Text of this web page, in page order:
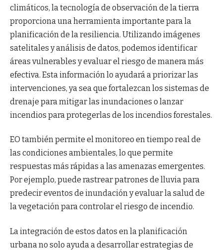
climáticos, la tecnología de observación de la tierra
proporciona una herramienta importante para la
planificación de la resiliencia. Utilizando imágenes
satelitales y análisis de datos, podemos identificar
áreas vulnerables y evaluar el riesgo de manera más
efectiva. Esta información lo ayudará a priorizar las
intervenciones, ya sea que fortalezcan los sistemas de
drenaje para mitigar las inundaciones o lanzar
incendios para protegerlas de los incendios forestales.
EO también permite el monitoreo en tiempo real de
las condiciones ambientales, lo que permite
respuestas más rápidas a las amenazas emergentes.
Por ejemplo, puede rastrear patrones de lluvia para
predecir eventos de inundación y evaluar la salud de
la vegetación para controlar el riesgo de incendio.
La integración de estos datos en la planificación
urbana no solo ayuda a desarrollar estrategias de